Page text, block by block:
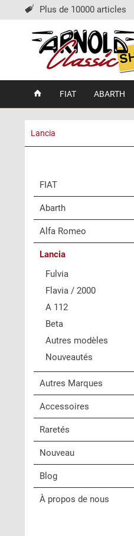
Plus de 10000 articles
FIAT ABARTH
Lancia
FIAT
Abarth
Alfa Romeo
Lancia
Fulvia
Flavia / 2000
A 112
Beta
Autres modèles
Nouveautés
Autres Marques
Accessoires
Raretés
Nouveau
Blog
À propos de nous